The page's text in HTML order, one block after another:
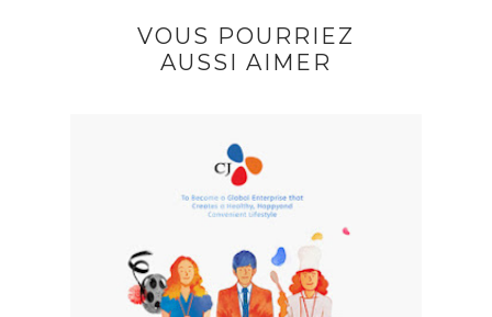
VOUS POURRIEZ
AUSSI AIMER